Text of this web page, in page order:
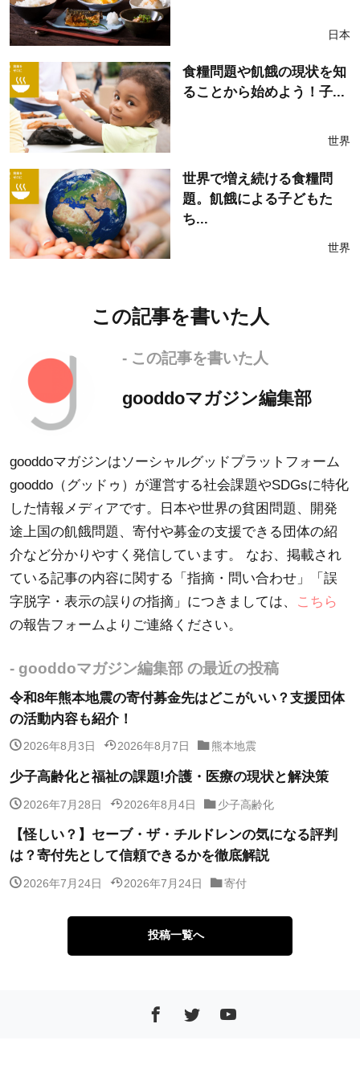
日本
食糧問題や飢餓の現状を知
ることから始めよう！子...
世界
世界で増え続ける食糧問
題。飢餓による子どもた
ち...
世界
この記事を書いた人
- この記事を書いた人
gooddoマガジン編集部
gooddoマガジンはソーシャルグッドプラットフォーム
gooddo（グッドゥ）が運営する社会課題やSDGsに特化
した情報メディアです。日本や世界の貧困問題、開発
途上国の飢餓問題、寄付や募金の支援できる団体の紹
介など分かりやすく発信しています。 なお、掲載され
ている記事の内容に関する「指摘・問い合わせ」「誤
字脱字・表示の誤りの指摘」につきましては、
こちら
の報告フォームよりご連絡ください。
- gooddoマガジン編集部 の最近の投稿
令和8年熊本地震の寄付募金先はどこがいい？支援団体
の活動内容も紹介！
2026年8月3日 2026年8月7日 熊本地震
少子高齢化と福祉の課題!介護・医療の現状と解決策
2026年7月28日 2026年8月4日 少子高齢化
【怪しい？】セーブ・ザ・チルドレンの気になる評判
は？寄付先として信頼できるかを徹底解説
2026年7月24日 2026年7月24日 寄付
投稿一覧へ